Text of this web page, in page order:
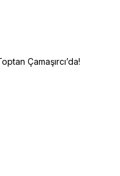
Çamaşırcı’da!